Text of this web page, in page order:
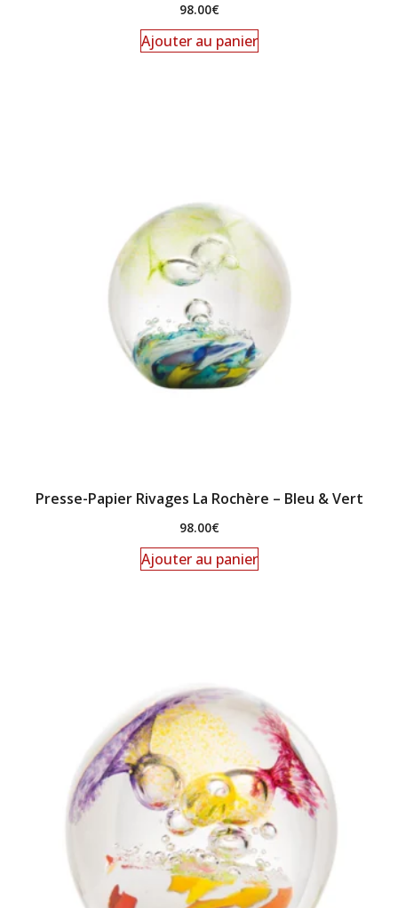
98.00€
Ajouter au panier
Presse-Papier Rivages La Rochère – Bleu & Vert
98.00€
Ajouter au panier